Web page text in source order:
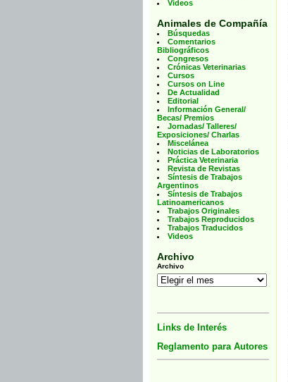
Videos
Animales de Compañía
Búsquedas
Comentarios
Bibliográficos
Congresos
Crónicas Veterinarias
Cursos
Cursos on Line
De Actualidad
Editorial
Información General/
Becas/ Premios
Jornadas/ Talleres/
Exposiciones/ Charlas
Miscelánea
Noticias de Laboratorios
Práctica Veterinaria
Revista de Revistas
Síntesis de Trabajos
Argentinos
Síntesis de Trabajos
Latinoamericanos
Trabajos Originales
Trabajos Reproducidos
Trabajos Traducidos
Videos
Archivo
Archivo
Links de Interés
Reglamento para Autores